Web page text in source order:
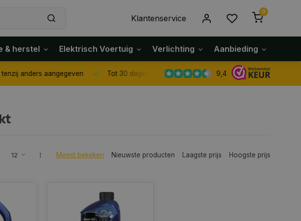
Klantenservice
0
& herstel Elektrisch Voertuig Verlichting Aanbieding
anders aangegeven Tot 30 dagen retour sturen. 9,4
Meest bekeken Nieuwste producten Laagste prijs Hoogste prijs